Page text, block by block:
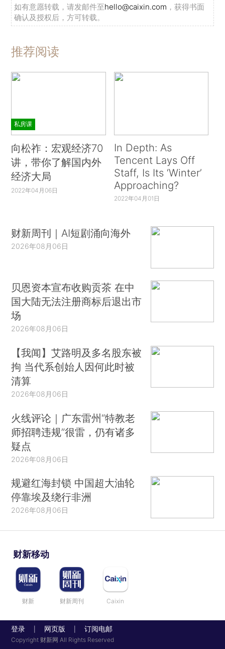
如有意愿转载，请发邮件至hello@caixin.com ，获得书面
确认及授权后，方可转载。
推荐阅读
私房课
向松祚：宏观经济70
讲，带你了解国内外
经济大局
2022年04月06日
In Depth: As
Tencent Lays Off
Staff, Is Its ‘Winter’
Approaching?
2022年04月01日
财新周刊｜AI短剧涌向海外
2026年08月06日
贝恩资本宣布收购贡茶 在中
国大陆无法注册商标后退出市
场
2026年08月06日
【我闻】艾路明及多名股东被
拘 当代系创始人因何此时被
清算
2026年08月06日
火线评论｜广东雷州“特教老
师招聘违规”很雷，仍有诸多
疑点
2026年08月06日
规避红海封锁 中国超大油轮
停靠埃及绕行非洲
2026年08月06日
财新移动
财新 财新周刊 Caixin
登录 网页版 订阅电邮
Copyright 财新网 All Rights Reserved